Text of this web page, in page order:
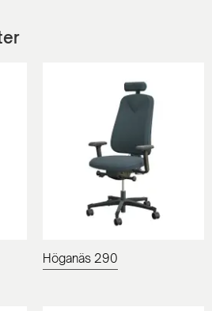
Höganäs 290